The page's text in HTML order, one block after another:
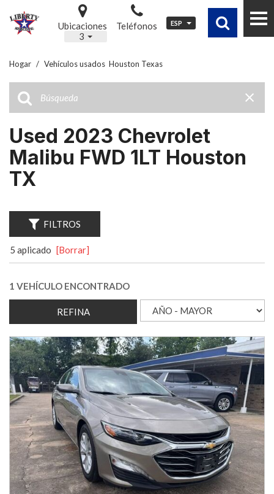
Ubicaciones
3
Teléfonos ESP
Hogar / Vehículos usados ​ Houston Texas
Used 2023 Chevrolet
Malibu FWD 1LT Houston
TX
FILTROS
5 aplicado [Borrar]
1 VEHÍCULO ENCONTRADO
REFINA